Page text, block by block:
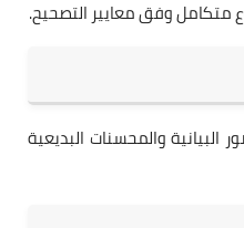
متكامل وفق معايير التصحيح.
والمحسنات البديعية